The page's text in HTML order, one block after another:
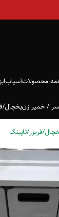
محصولاتآسیاب
/ خمیر زنیخچال/
فریزر/تاپینگ